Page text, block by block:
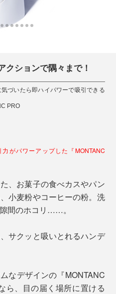
クションで隅々まで！
づいたら即ハイパワーで吸引できる
PRO
がパワーアップした『MONTANC
、お菓子の食べカスやパン
小麦粉やコーヒーの粉。洗
間のホコリ……。
サクッと吸いとれるハンデ
なデザインの『MONTANC
ら、目の届く場所に置ける